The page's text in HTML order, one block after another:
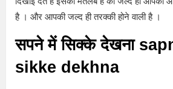
है । और आपकी जल्द ही तरक्की होने वाली है ।
सपने में सिक्के देखना
sikke dekhna